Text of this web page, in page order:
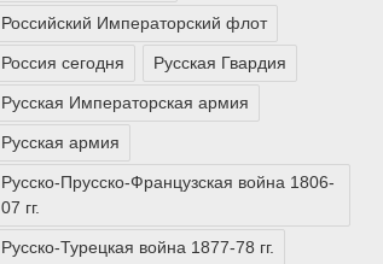
Российский Императорский флот
Россия сегодня Русская Гвардия
Русская Императорская армия
Русская армия
Русско-Прусско-Французская война 1806-
07 гг.
Русско-Турецкая война 1877-78 гг.